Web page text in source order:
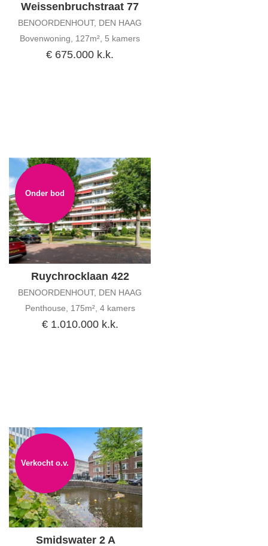
Weissenbruchstraat 77
BENOORDENHOUT, DEN HAAG
Bovenwoning, 127m², 5 kamers
€ 675.000 k.k.
Onder bod
Ruychrocklaan 422
BENOORDENHOUT, DEN HAAG
Penthouse, 175m², 4 kamers
€ 1.010.000 k.k.
Verkocht o.v.
Smidswater 2 A